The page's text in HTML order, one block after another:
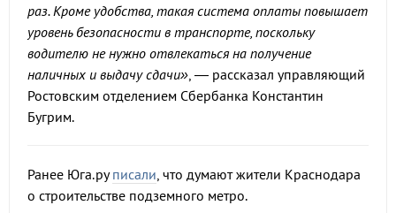
раз. Кроме удобства, такая система оплаты повышает
уровень безопасности в транспорте, поскольку
водителю не нужно отвлекаться на получение
наличных и выдачу сдачи», — рассказал управляющий
Ростовским отделением Сбербанка Константин
Бугрим.
Ранее Юга.руписали, что думают жители Краснодара
о строительстве подземного метро.